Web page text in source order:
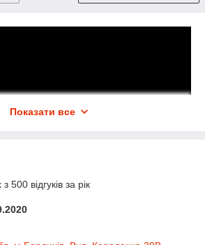
Показати все
500 відгуків за рік